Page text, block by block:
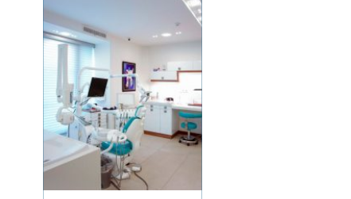
opstår. Professionel
fodterapi kan forebygge,
lindre og behandle
mange af de gener, som
både unge, voksne og
ældre opl...